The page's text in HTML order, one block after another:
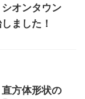
シオンタウン
ました！
直方体形状の